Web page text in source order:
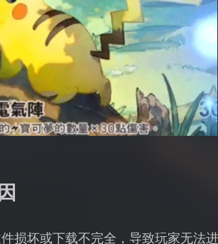
损坏或下载不完全，导致玩家无法